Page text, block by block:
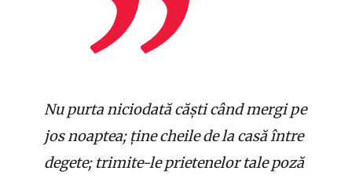
Nu purta niciodată căști când mergi pe
jos noaptea; ține cheile de la casă între
degete; trimite-le prietenelor tale poză